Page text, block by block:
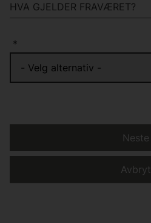
HVA GJELDER FRAVÆRET?
*
Avbryt
Neste